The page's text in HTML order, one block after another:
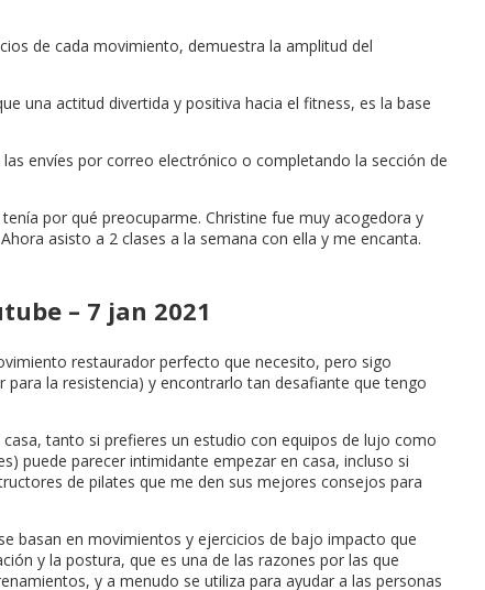
de cada movimiento, demuestra la amplitud del
una actitud divertida y positiva hacia el fitness, es la base
envíes por correo electrónico o completando la sección de
por qué preocuparme. Christine fue muy acogedora y
asisto a 2 clases a la semana con ella y me encanta.
– 7 jan 2021
restaurador perfecto que necesito, pero sigo
la resistencia) y encontrarlo tan desafiante que tengo
tanto si prefieres un estudio con equipos de lujo como
puede parecer intimidante empezar en casa, incluso si
de pilates que me den sus mejores consejos para
basan en movimientos y ejercicios de bajo impacto que
y la postura, que es una de las razones por las que
y a menudo se utiliza para ayudar a las personas